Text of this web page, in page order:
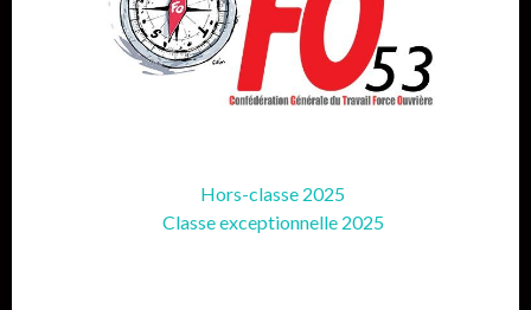
Hors-classe 2025
Classe exceptionnelle 2025